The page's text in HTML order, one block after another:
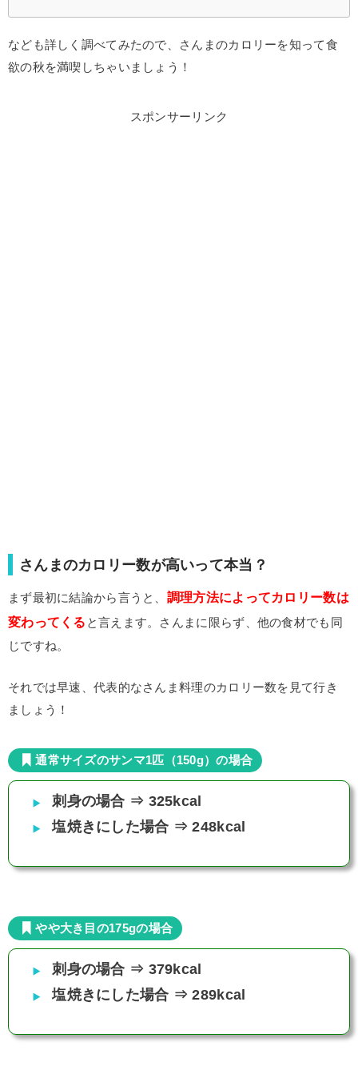
なども詳しく調べてみたので、さんまのカロリーを知って食
欲の秋を満喫しちゃいましょう！
スポンサーリンク
さんまのカロリー数が高いって本当？
まず最初に結論から言うと、 調理方法によってカロリー数は
変わってくる と言えます。さんまに限らず、他の食材でも同
じですね。
それでは早速、代表的なさんま料理のカロリー数を見て行き
ましょう！
通常サイズのサンマ1匹（150g）の場合
刺身の場合 ⇒ 325kcal
塩焼きにした場合 ⇒ 248kcal
やや大き目の175gの場合
刺身の場合 ⇒ 379kcal
塩焼きにした場合 ⇒ 289kcal